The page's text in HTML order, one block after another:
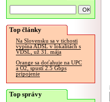
Top články
Na Slovensku sa v tichosti
vypína ADSL v lokalitách s
VDSL, už 31. mája
Orange sa doťahuje na UPC
a O2, spustí 2.5 Gbps
pripojenie
Top správy